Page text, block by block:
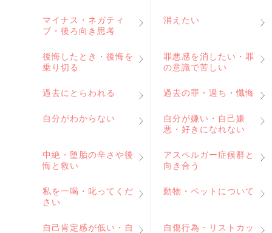
マイナス・ネガティ
ブ・後ろ向き思考
消えたい
後悔したとき・後悔を
乗り切る
罪悪感を消したい・罪
の意識で苦しい
過去にとらわれる 過去の罪・過ち・懺悔
自分がわからない
自分が嫌い・自己嫌
悪・好きになれない
中絶・堕胎の辛さや後
悔と救い
アスペルガー症候群と
向き合う
私を一喝・叱ってくだ
さい
動物・ペットについて
自己肯定感が低い・自
自傷行為・リストカッ